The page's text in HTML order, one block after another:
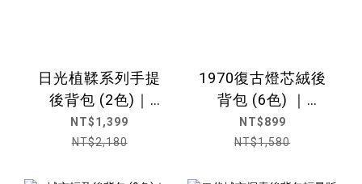
日光植鞣系列手提
後背包 (2色)｜
NETTA
NT$1,399
NT$2,180
1970復古燈芯絨後
背包 (6色) ｜
NETTA
NT$899
NT$1,580